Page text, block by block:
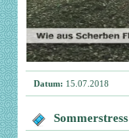
Datum: 15.07.2018